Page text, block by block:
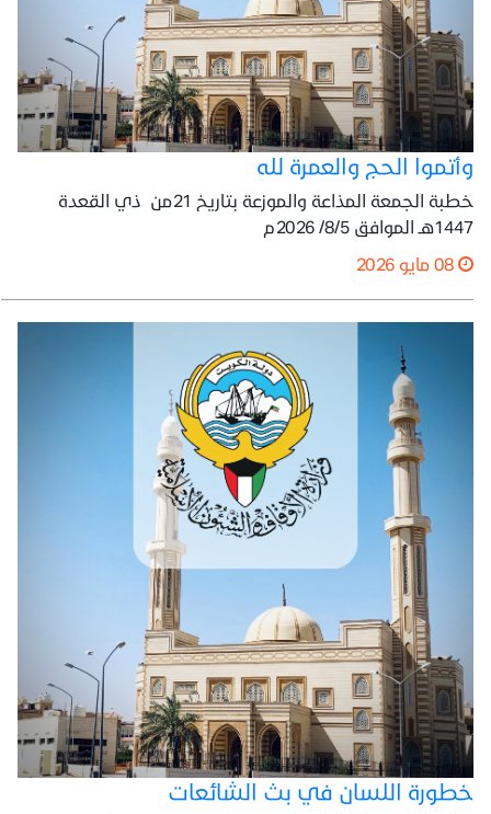
وأتموا الحج والعمرة لله
خطبة الجمعة المذاعة والموزعة بتاريخ 21من ذي القعدة
1447هـ الموافق 8/5/ 2026م
خطورة اللسان في بث الشائعات